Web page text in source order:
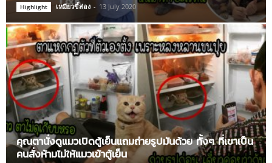
Highlight เหมียวขี้ส่อง - 13 July 2020
คุณตานั่งดูแมวเปิดตู้เย็นแถมถ่ายรูปมันด้วย ทั้งๆ ที่เขาเป็น
คนสั่งห้ามไม่ให้แมวเข้าตู้เย็น